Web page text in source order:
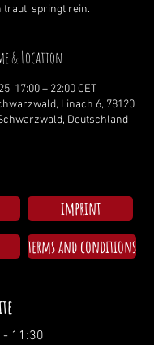
traut, springt rein.
& Location
17:00 – 22:00 CET
Linach 6, 78120
Deutschland
imprint
terms and conditions
11:30